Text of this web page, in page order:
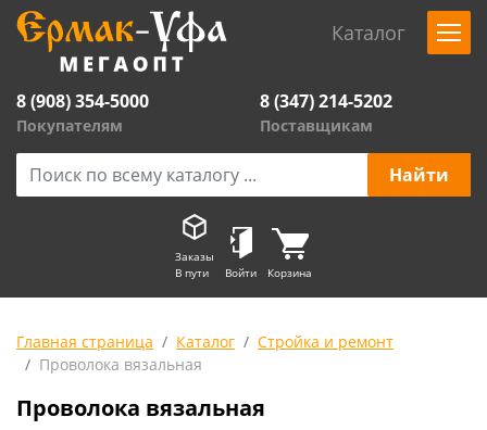
Каталог
8 (908) 354-5000
Покупателям
8 (347) 214-5202
Поставщикам
Заказы
В пути
Войти Корзина
Главная страница Каталог
Стройка и ремонт
Проволока вязальная
Проволока вязальная